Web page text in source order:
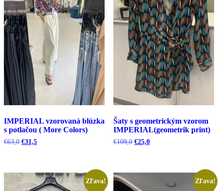
IMPERIAL vzorovaná blúzka
s potlačou ( More Colors)
€63,0 Pôvodná
€31,5Aktuálna
Šaty s geometrickým vzorom
IMPERIAL(geometrik print)
€109,0 Pôvodná
€25,0Aktuálna
Zľava! Zľava!